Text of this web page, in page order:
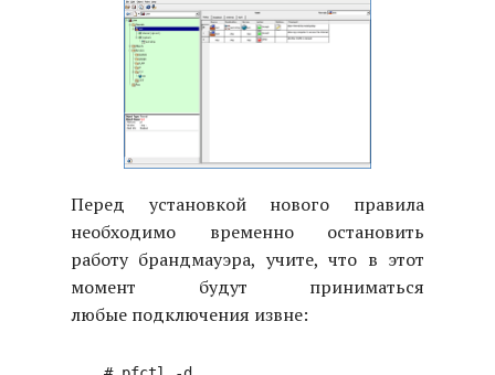
Перед установкой нового правила
необходимо временно остановить
работу брандмауэра, учите, что в этот
момент будут приниматься
любые подключения извне: